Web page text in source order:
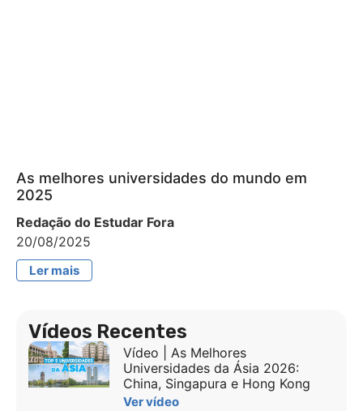
As melhores universidades do mundo em
2025
Redação do Estudar Fora
20/08/2025
Ler mais
Vídeos Recentes
Vídeo | As Melhores
Universidades da Ásia 2026:
China, Singapura e Hong Kong
Ver vídeo